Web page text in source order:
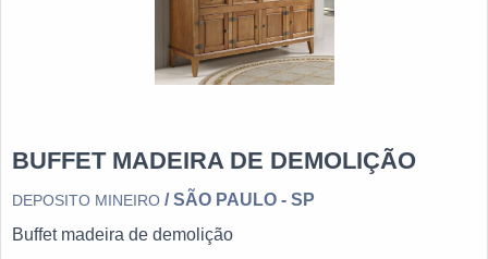
BUFFET MADEIRA DE DEMOLIÇÃO
DEPOSITO MINEIRO / SÃO PAULO - SP
Buffet madeira de demolição